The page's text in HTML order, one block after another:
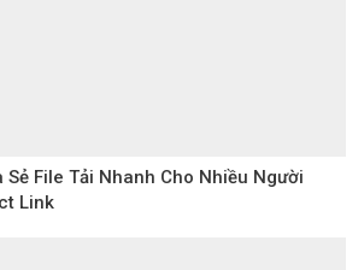
Sẻ File Tải Nhanh Cho Nhiều Người
Link